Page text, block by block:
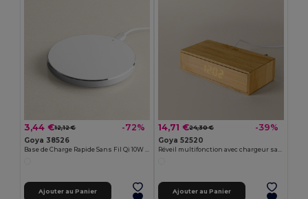
3,44 €12,12 € -72%
Goya 38526
Ajouter au Panier
14,71 €24,30 € -39%
Goya 52520
Ajouter au Panier